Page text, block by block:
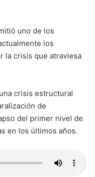
uno de los
los
la crisis que atraviesa
crisis estructural
de
del primer nivel de
en los últimos años.